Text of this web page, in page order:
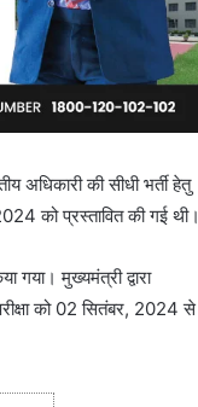
अधिकारी की सीधी भर्ती हेतु
को प्रस्तावित की गई थी।
गया। मुख्यमंत्री द्वारा
को 02 सितंबर, 2024 से